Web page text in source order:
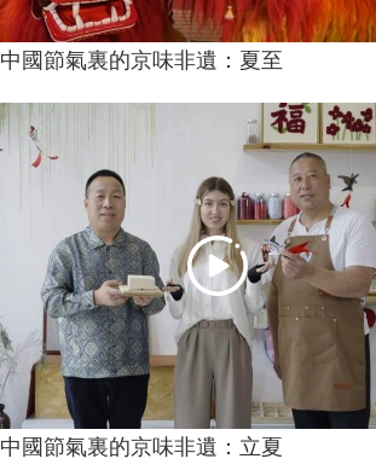
中國節氣裏的京味非遺：夏至
中國節氣裏的京味非遺：立夏